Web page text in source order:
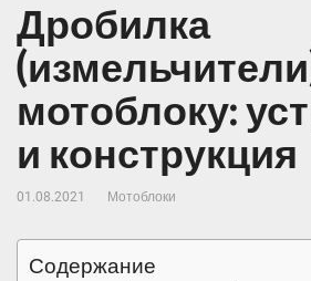
Дробилка
мотоблоку:
и конструкция
01.08.2021 Мотоблоки
Содержание